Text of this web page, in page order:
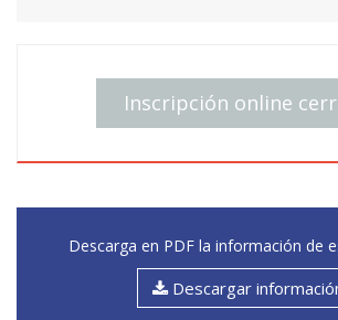
Inscripción online
Descarga en PDF la información de
Descargar